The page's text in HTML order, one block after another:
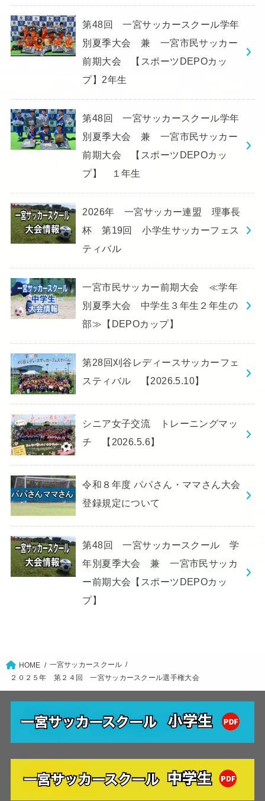
第48回 一宮サッカースクール学年
別夏季大会 兼 一宮市民サッカー
前期大会 【スポーツDEPOカッ
プ】2年生
第48回 一宮サッカースクール学年
別夏季大会 兼 一宮市民サッカー
前期大会 【スポーツDEPOカッ
プ】 １年生
2026年 一宮サッカー連盟 理事長
杯 第19回 小学生サッカーフェス
ティバル
一宮市民サッカー前期大会 ≪学年
別夏季大会 中学生３年生２年生の
部≫【DEPOカップ】
第28回刈谷レディースサッカーフェ
スティバル 【2026.5.10】
シニア女子交流 トレーニングマッ
チ 【2026.5.6】
令和８年度 パパさん・ママさん大会
登録規定について
第48回 一宮サッカースクール 学
年別夏季大会 兼 一宮市民サッカ
ー前期大会【スポーツDEPOカッ
プ】
HOME
一宮サッカースクール
２０２５年 第２４回 一宮サッカースクール選手権大会